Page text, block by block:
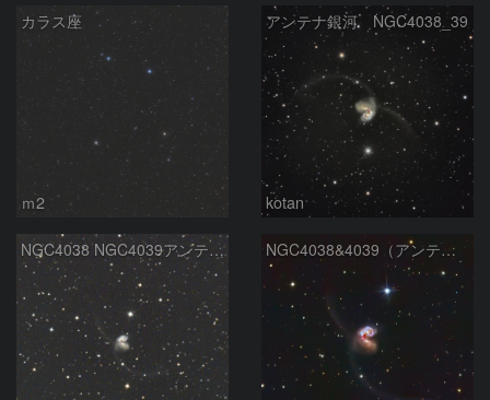
カラス座
ｍ2
アンテナ銀河 NGC4038_39
kotan
NGC4038 NGC4039アンテナ銀河 からす座 NGC4038&4039（アンテナ銀河）